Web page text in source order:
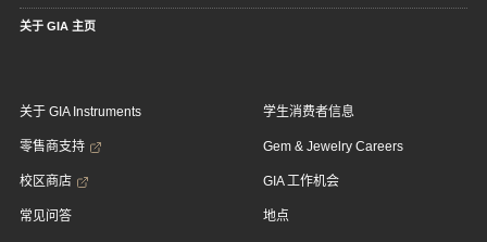
关于 GIA 主页
关于 GIA Instruments
零售商支持
校区商店
常见问答
学生消费者信息
Gem & Jewelry Careers
GIA 工作机会
地点